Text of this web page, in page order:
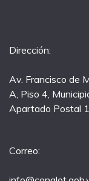
Dirección:
Av. Francisco de
A, Piso 4,
Apartado Postal
Correo: